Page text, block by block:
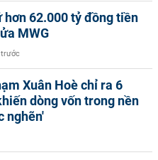
hơn 62.000 tỷ đồng tiền
MWG
trước
Xuân Hoè chỉ ra 6
dòng vốn trong nền
nghẽn'